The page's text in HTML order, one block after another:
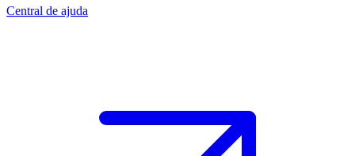
Central de ajuda